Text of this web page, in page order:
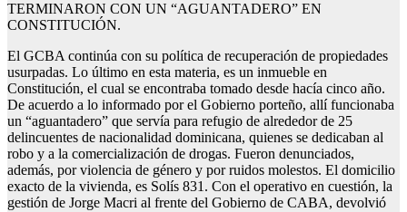
TERMINARON CON UN “AGUANTADERO” EN
CONSTITUCIÓN.
El GCBA continúa con su política de recuperación de propiedades
usurpadas. Lo último en esta materia, es un inmueble en
Constitución, el cual se encontraba tomado desde hacía cinco año.
De acuerdo a lo informado por el Gobierno porteño, allí funcionaba
un “aguantadero” que servía para refugio de alrededor de 25
delincuentes de nacionalidad dominicana, quienes se dedicaban al
robo y a la comercialización de drogas. Fueron denunciados,
además, por violencia de género y por ruidos molestos. El domicilio
exacto de la vivienda, es Solís 831. Con el operativo en cuestión, la
gestión de Jorge Macri al frente del Gobierno de CABA, devolvió